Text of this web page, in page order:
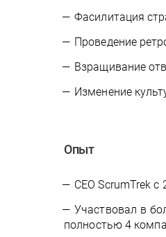
Фасилитация
Проведение
Взращивание
Изменение
Опыт
CEO ScrumTrek c
Участвовал в
полностью 4